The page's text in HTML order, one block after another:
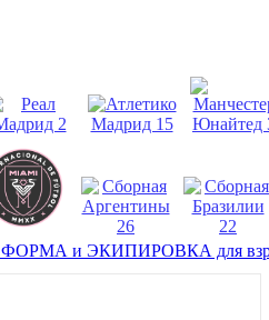
и ЭКИПИРОВКА для